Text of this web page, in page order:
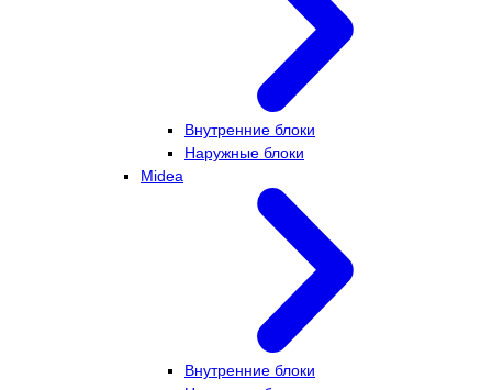
Внутренние блоки
Наружные блоки
Midea
Внутренние блоки